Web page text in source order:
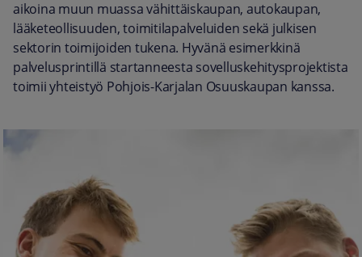
aikoina muun muassa vähittäiskaupan, autokaupan,
lääketeollisuuden, toimitilapalveluiden sekä julkisen
sektorin toimijoiden tukena. Hyvänä esimerkkinä
palvelusprintillä startanneesta sovelluskehitysprojektista
toimii yhteistyö Pohjois-Karjalan Osuuskaupan kanssa.